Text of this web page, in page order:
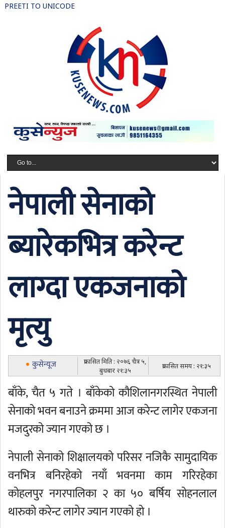
PREETI TO UNICODE
नेपाली सेनाको
ब्यारेकभित्र करेन्ट
लाग्दा एकजनाको
मृत्यु
कुसेन्यूज
प्रकासित मिति : २०७६ चैत्र ५,
बुधबार २१:३५
प्रकासित समय : २१:३५
बाँके, चैत ५ गते । बाँकेको कौशिलानगरस्थित नेपाली
सेनाको भवन बनाउने क्रममा आज करेन्ट लागेर एकजना
मजदुरको ज्यान गएको छ ।
नेपाली सेनाको शिक्षालयको परिसर नजिकै सामुदायिक
वनभित्र बनिरहेको नयाँ भवनमा काम गरिरहेका
कोहलपुर नगरपालिका २ का ५० बर्षिय सोहनलाल
थारुको करेन्ट लागेर ज्यान गएको हो ।